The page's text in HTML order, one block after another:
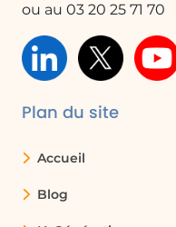
ou au 03 20 25 71 70
Plan du site
Accueil
Blog